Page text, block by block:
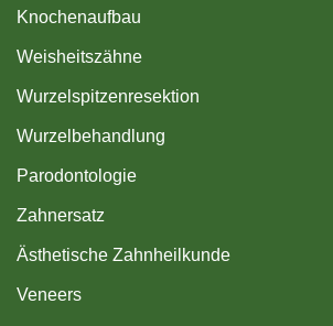
Knochenaufbau
Weisheitszähne
Wurzelspitzenresektion
Wurzelbehandlung
Parodontologie
Zahnersatz
Ästhetische Zahnheilkunde
Veneers